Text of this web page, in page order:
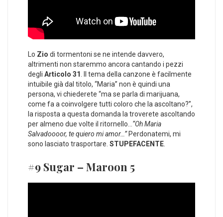
Lo Zio di tormentoni se ne intende davvero,
altrimenti non staremmo ancora cantando i pezzi
degli Articolo 31
. Il tema della canzone è facilmente
intuibile già dal titolo, “Maria” non è quindi una
persona, vi chiederete “ma se parla di marijuana,
come fa a coinvolgere tutti coloro che la ascoltano?”,
la risposta a questa domanda la troverete ascoltando
per almeno due volte il ritornello… “Oh Maria
Salvadoooor, te quiero mi amor…”Perdonatemi, mi
sono lasciato trasportare. STUPEFACENTE
#9 Sugar – Maroon 5